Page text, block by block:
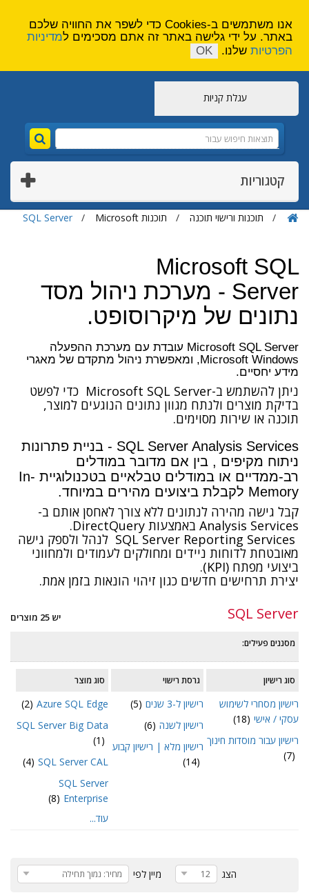
עגלת קניות
קטגוריות
תוכנות ורישוי תוכנה תוכנות Microsoft SQL Server
Microsoft SQL
Server - מערכת ניהול מסד
נתונים של מיקרוסופט.
Microsoft SQL Server עובדת עם מערכת ההפעלה
Microsoft Windows, ומאפשרת ניהול מתקדם של מאגרי
מידע יחסיים.
ניתן להשתמש ב-Microsoft SQL Server כדי לפשט
בדיקת מוצרים ולנתח מגוון נתונים הנוגעים למוצר,
תוכנה או שירות מסוימים.
SQL Server Analysis Services - בניית פתרונות
ניתוח מקיפים , בין אם מדובר במודלים
רב-ממדיים או במודלים טבלאיים בטכנולוגיית In-
Memory לקבלת ביצועים מהירים במיוחד.
קבל גישה מהירה לנתונים ללא צורך לאחסן אותם ב-
Analysis Services באמצעות DirectQuery.
SQL Server Reporting Services לנהל ולספק גישה
מאובטחת לדוחות ניידים ומחולקים לעמודים ולמחווני
ביצועי מפתח (KPI).
יצירת תרחישים חדשים כגון זיהוי הונאות בזמן אמת.
SQL Server יש 25 מוצרים
מסננים פעילים:
סוג רישיון
רישיון מסחרי לשימוש
עסקי / אישי (18)
רישיון עבור מוסדות חינוך
(7)
גרסת רישוי
רישיון ל-3 שנים
(5)
רישיון לשנה (6)
רישיון מלא | רישיון קבוע
(14)
סוג מוצר
Azure SQL Edge
(2)
SQL Server Big Data
(1)
SQL Server CAL
(4)
SQL Server
Enterprise
(8)
עוד...
מיין לפי מחיר: נמוך תחילה הצג 12
אנו משתמשים ב-Cookies כדי לשפר את החוויה שלכם
באתר. על ידי גלישה באתר זה אתם מסכימים למדיניות
הפרטיות שלנו. OK